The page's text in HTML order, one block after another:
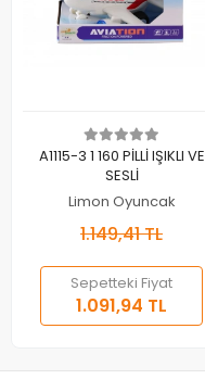
Sepete Ekle
A1115-3 1 160 PİLLİ IŞIKLI VE
SESLİ
Limon Oyuncak
1.149,41 TL
Sepetteki Fiyat
1.091,94 TL